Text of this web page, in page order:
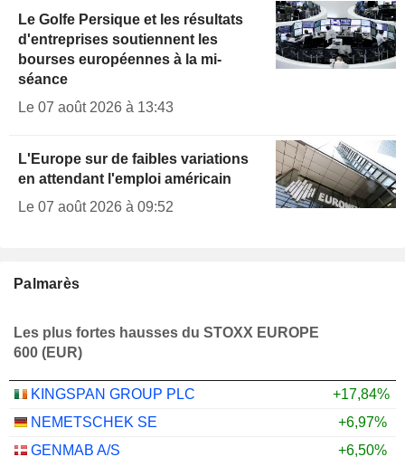
Le Golfe Persique et les résultats
d'entreprises soutiennent les
bourses européennes à la mi-
séance
Le 07 août 2026 à 13:43
L'Europe sur de faibles variations
en attendant l'emploi américain
Le 07 août 2026 à 09:52
Palmarès
Les plus fortes hausses du STOXX EUROPE
600 (EUR)
KINGSPAN GROUP PLC
+17,84%
NEMETSCHEK SE
+6,97%
GENMAB A/S
+6,50%